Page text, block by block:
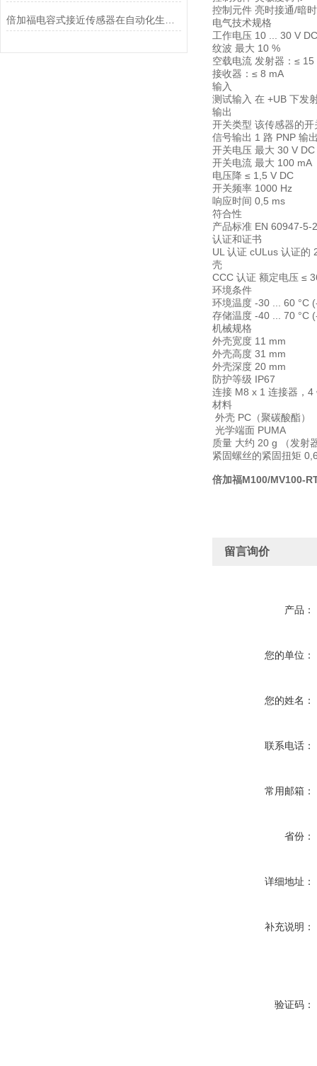
控制元件 亮时接通/暗
电气技术规格
工作电压 10 ... 30 V
纹波 最大 10 %
空载电流 发射器：≤
接收器：≤ 8 mA
输入
测试输入 在 +UB 下发
输出
开关类型 该传感器的
信号输出 1 路 PNP 输
开关电压 最大 30 V DC
开关电流 最大 100 mA
电压降 ≤ 1,5 V DC
开关频率 1000 Hz
响应时间 0,5 ms
符合性
产品标准 EN 60947-5-
认证和证书
UL 认证 cULus 认证的
壳
CCC 认证 额定电压 ≤
环境条件
环境温度 -30 ... 60 °C
存储温度 -40 ... 70 °C
机械规格
外壳宽度 11 mm
外壳高度 31 mm
外壳深度 20 mm
防护等级 IP67
连接 M8 x 1 连接器，
材料
外壳 PC（聚碳酸酯）
光学端面 PUMA
质量 大约 20 g （发射
紧固螺丝的紧固扭矩
倍加福M100/MV100-
留言询价
产品：
您的单位：
您的姓名：
联系电话：
常用邮箱：
省份：
详细地址：
补充说明：
验证码：